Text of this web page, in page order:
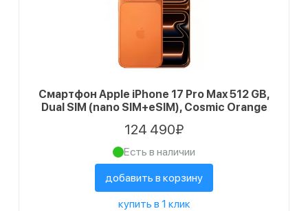
Смартфон Apple iPhone 17 Pro Max 512 GB,
Dual SIM (nano SIM+eSIM), Cosmic Orange
124 490₽
Есть в наличии
добавить в корзину
купить в 1 клик